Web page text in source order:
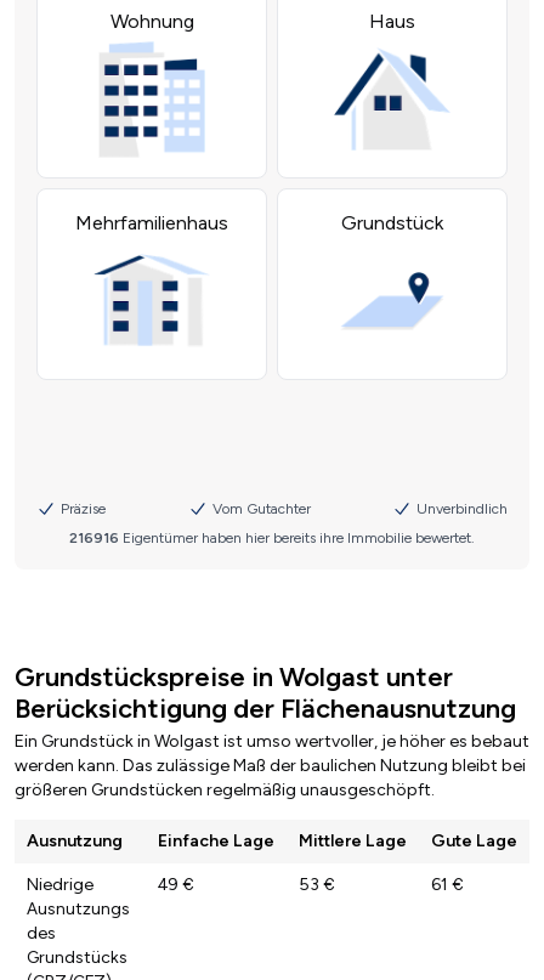
Grundstückspreise in Wolgast unter
Berücksichtigung der Flächenausnutzung
Ein Grundstück in Wolgast ist umso wertvoller, je höher es bebaut
werden kann. Das zulässige Maß der baulichen Nutzung bleibt bei
größeren Grundstücken regelmäßig unausgeschöpft.
Ausnutzung Einfache Lage Mittlere Lage Gute Lage
Niedrige
Ausnutzungs
des
Grundstücks
49 € 53 € 61 €